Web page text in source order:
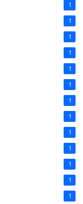
1
1
1
1
1
1
1
1
1
1
1
1
1